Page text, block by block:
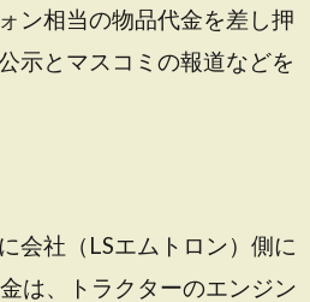
ン相当の物品代金を差し押
示とマスコミの報道などを
会社（LSエムトロン）側に
は、トラクターのエンジン